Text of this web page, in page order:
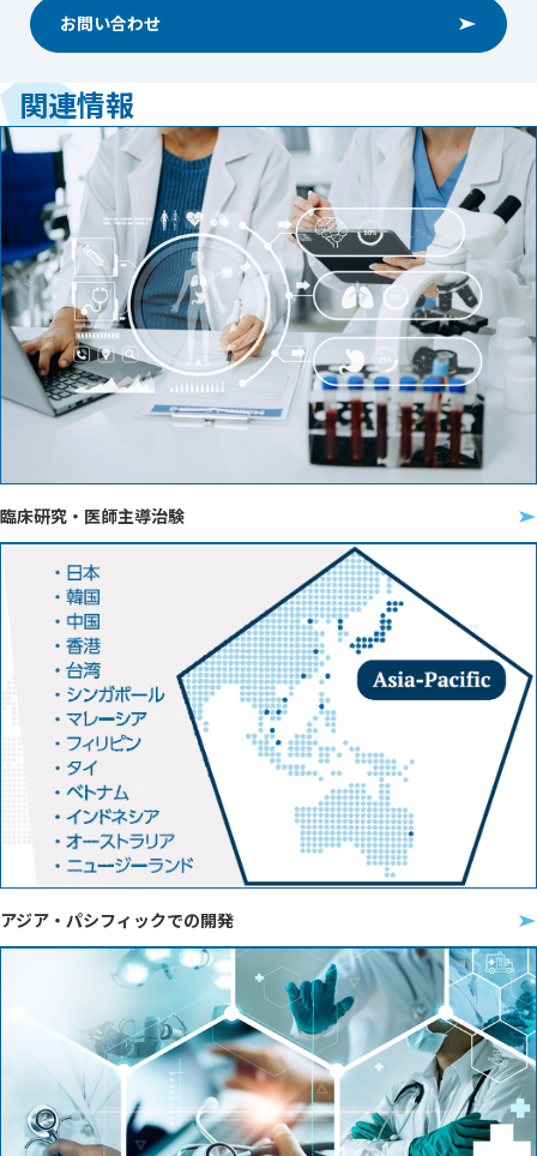
お問い合わせ
関連情報
臨床研究・医師主導治験
アジア・パシフィックでの開発